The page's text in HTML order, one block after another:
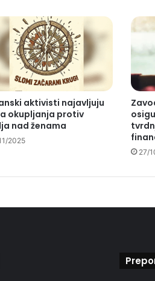
aktivisti najavljuju
okupljanja protiv
nad ženama
2025
27/